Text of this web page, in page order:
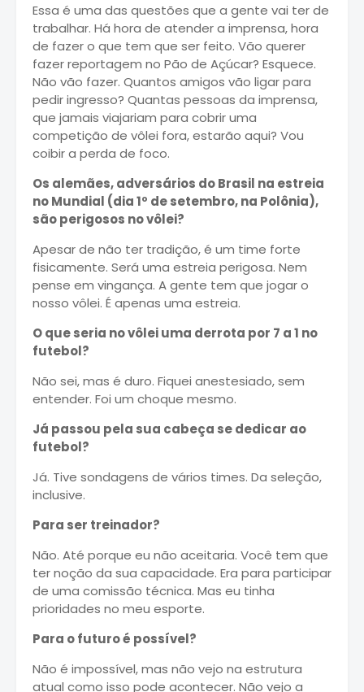
Essa é uma das questões que a gente vai ter de
trabalhar. Há hora de atender a imprensa, hora
de fazer o que tem que ser feito. Vão querer
fazer reportagem no Pão de Açúcar? Esquece.
Não vão fazer. Quantos amigos vão ligar para
pedir ingresso? Quantas pessoas da imprensa,
que jamais viajariam para cobrir uma
competição de vôlei fora, estarão aqui? Vou
coibir a perda de foco.
Os alemães, adversários do Brasil na estreia
no Mundial (dia 1º de setembro, na Polônia),
são perigosos no vôlei?
Apesar de não ter tradição, é um time forte
fisicamente. Será uma estreia perigosa. Nem
pense em vingança. A gente tem que jogar o
nosso vôlei. É apenas uma estreia.
O que seria no vôlei uma derrota por 7 a 1 no
futebol?
Não sei, mas é duro. Fiquei anestesiado, sem
entender. Foi um choque mesmo.
Já passou pela sua cabeça se dedicar ao
futebol?
Já. Tive sondagens de vários times. Da seleção,
inclusive.
Para ser treinador?
Não. Até porque eu não aceitaria. Você tem que
ter noção da sua capacidade. Era para participar
de uma comissão técnica. Mas eu tinha
prioridades no meu esporte.
Para o futuro é possível?
Não é impossível, mas não vejo na estrutura
atual como isso pode acontecer. Não vejo a